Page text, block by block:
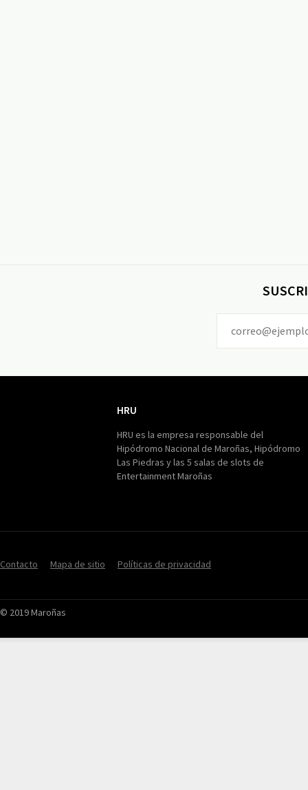
HRU
HRU es la empresa responsable del
Hipódromo Nacional de Maroñas, Hipódromo
Las Piedras y las 5 salas de slots de
Entertainment Maroñas
Contacto Mapa de sitio Políticas de privacidad
© 2019 Maroñas